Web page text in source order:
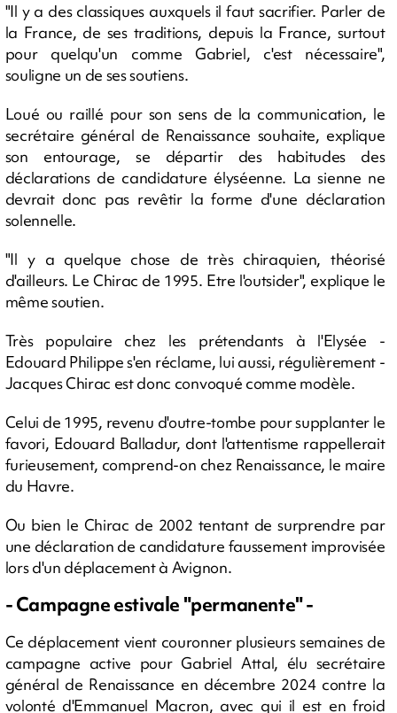
"Il y a des classiques auxquels il faut sacrifier. Parler de
la France, de ses traditions, depuis la France, surtout
pour quelqu'un comme Gabriel, c'est nécessaire",
souligne un de ses soutiens.
Loué ou raillé pour son sens de la communication, le
secrétaire général de Renaissance souhaite, explique
son entourage, se départir des habitudes des
déclarations de candidature élyséenne. La sienne ne
devrait donc pas revêtir la forme d'une déclaration
solennelle.
"Il y a quelque chose de très chiraquien, théorisé
d'ailleurs. Le Chirac de 1995. Etre l'outsider", explique le
même soutien.
Très populaire chez les prétendants à l'Elysée -
Edouard Philippe s'en réclame, lui aussi, régulièrement -
Jacques Chirac est donc convoqué comme modèle.
Celui de 1995, revenu d'outre-tombe pour supplanter le
favori, Edouard Balladur, dont l'attentisme rappellerait
furieusement, comprend-on chez Renaissance, le maire
du Havre.
Ou bien le Chirac de 2002 tentant de surprendre par
une déclaration de candidature faussement improvisée
lors d'un déplacement à Avignon.
- Campagne estivale "permanente" -
Ce déplacement vient couronner plusieurs semaines de
campagne active pour Gabriel Attal, élu secrétaire
général de Renaissance en décembre 2024 contre la
volonté d'Emmanuel Macron, avec qui il est en froid